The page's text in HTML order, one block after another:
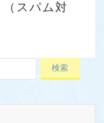
スパム対